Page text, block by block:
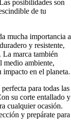
posibilidades son
de tu
mucha importancia a
y resistente,
marca también
medio ambiente,
impacto en el planeta.
para todas las
su corte entallado y
cualquier ocasión.
y prepárate para